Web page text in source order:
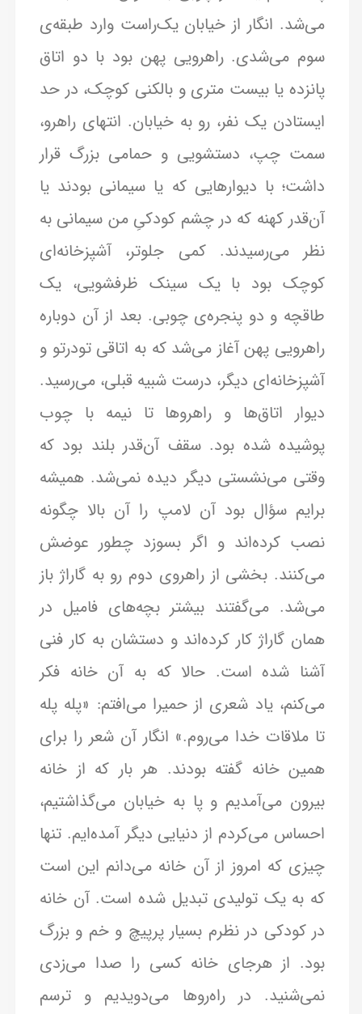
می‌شد. انگار از خیابان یک‌راست وارد طبقه‌ی
سوم می‌شدی. راهرویی پهن بود با دو اتاق
پانزده یا بیست متری و بالکنی کوچک، در حد
ایستادن یک نفر، رو به خیابان. انتهای راهرو،
سمت چپ، دستشویی و حمامی بزرگ قرار
داشت؛ با دیوارهایی که یا سیمانی بودند یا
آن‌قدر کهنه که در چشم کودکیِ من سیمانی به
نظر می‌رسیدند. کمی جلوتر، آشپزخانه‌ای
کوچک بود با یک سینک ظرفشویی، یک
طاقچه و دو پنجره‌ی چوبی. بعد از آن دوباره
راهرویی پهن آغاز می‌شد که به اتاقی تودرتو و
آشپزخانه‌ای دیگر، درست شبیه قبلی، می‌رسید.
دیوار اتاق‌ها و راهروها تا نیمه با چوب
پوشیده شده بود. سقف آن‌قدر بلند بود که
وقتی می‌نشستی دیگر دیده نمی‌شد. همیشه
برایم سؤال بود آن لامپ را آن بالا چگونه
نصب کرده‌اند و اگر بسوزد چطور عوضش
می‌کنند. بخشی از راهروی دوم رو به گاراژ باز
می‌شد. می‌گفتند بیشتر بچه‌های فامیل در
همان گاراژ کار کرده‌اند و دستشان به کار فنی
آشنا شده است. حالا که به آن خانه فکر
می‌کنم، یاد شعری از حمیرا می‌افتم: «پله پله
تا ملاقات خدا می‌روم.» انگار آن شعر را برای
همین خانه گفته بودند. هر بار که از خانه
بیرون می‌آمدیم و پا به خیابان می‌گذاشتیم،
احساس می‌کردم از دنیایی دیگر آمده‌ایم. تنها
چیزی که امروز از آن خانه می‌دانم این است
که به یک تولیدی تبدیل شده است. آن خانه
در کودکی در نظرم بسیار پرپیچ و خم و بزرگ
بود. از هرجای خانه کسی را صدا می‌زدی
نمی‌شنید. در راه‌روها می‌دویدیم و ترسم